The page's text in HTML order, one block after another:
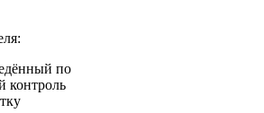
по
контроль